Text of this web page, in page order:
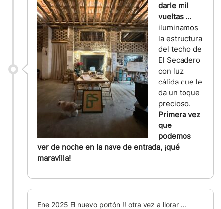
darle mil
vueltas ...
iluminamos
la estructura
del techo de
El Secadero
con luz
cálida que le
da un toque
precioso.
Primera vez
que
podemos
ver de noche en la nave de entrada, ¡qué
maravilla!
Ene 2025 El nuevo portón !! otra vez a llorar ...